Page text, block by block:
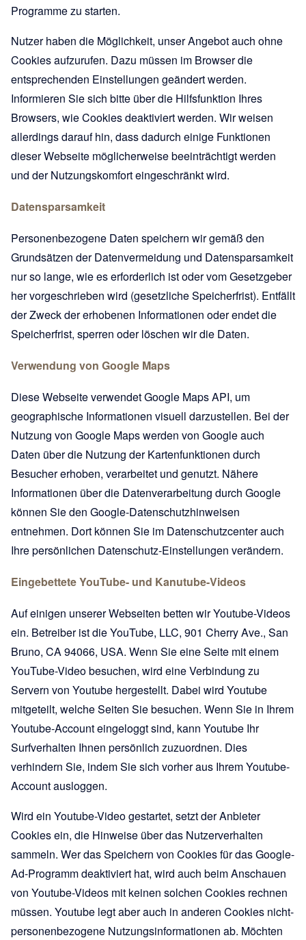
Programme zu starten.
Nutzer haben die Möglichkeit, unser Angebot auch ohne
Cookies aufzurufen. Dazu müssen im Browser die
entsprechenden Einstellungen geändert werden.
Informieren Sie sich bitte über die Hilfsfunktion Ihres
Browsers, wie Cookies deaktiviert werden. Wir weisen
allerdings darauf hin, dass dadurch einige Funktionen
dieser Webseite möglicherweise beeinträchtigt werden
und der Nutzungskomfort eingeschränkt wird.
Datensparsamkeit
Personenbezogene Daten speichern wir gemäß den
Grundsätzen der Datenvermeidung und Datensparsamkeit
nur so lange, wie es erforderlich ist oder vom Gesetzgeber
her vorgeschrieben wird (gesetzliche Speicherfrist). Entfällt
der Zweck der erhobenen Informationen oder endet die
Speicherfrist, sperren oder löschen wir die Daten.
Verwendung von Google Maps
Diese Webseite verwendet Google Maps API, um
geographische Informationen visuell darzustellen. Bei der
Nutzung von Google Maps werden von Google auch
Daten über die Nutzung der Kartenfunktionen durch
Besucher erhoben, verarbeitet und genutzt. Nähere
Informationen über die Datenverarbeitung durch Google
können Sie den Google-Datenschutzhinweisen
entnehmen. Dort können Sie im Datenschutzcenter auch
Ihre persönlichen Datenschutz-Einstellungen verändern.
Eingebettete YouTube- und Kanutube-Videos
Auf einigen unserer Webseiten betten wir Youtube-Videos
ein. Betreiber ist die YouTube, LLC, 901 Cherry Ave., San
Bruno, CA 94066, USA. Wenn Sie eine Seite mit einem
YouTube-Video besuchen, wird eine Verbindung zu
Servern von Youtube hergestellt. Dabei wird Youtube
mitgeteilt, welche Seiten Sie besuchen. Wenn Sie in Ihrem
Youtube-Account eingeloggt sind, kann Youtube Ihr
Surfverhalten Ihnen persönlich zuzuordnen. Dies
verhindern Sie, indem Sie sich vorher aus Ihrem Youtube-
Account ausloggen.
Wird ein Youtube-Video gestartet, setzt der Anbieter
Cookies ein, die Hinweise über das Nutzerverhalten
sammeln. Wer das Speichern von Cookies für das Google-
Ad-Programm deaktiviert hat, wird auch beim Anschauen
von Youtube-Videos mit keinen solchen Cookies rechnen
müssen. Youtube legt aber auch in anderen Cookies nicht-
personenbezogene Nutzungsinformationen ab. Möchten